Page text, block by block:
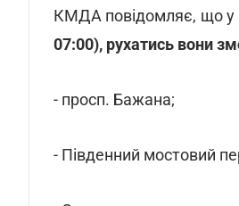
КМДА повідомляє, що у
07:00), рухатись вони
- просп. Бажана;
- Південний мостовий